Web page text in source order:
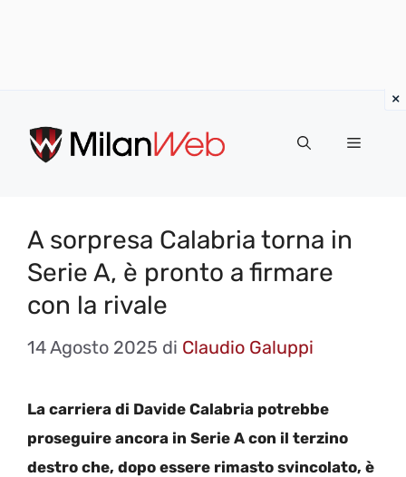
contenuto
MENU
A sorpresa Calabria torna in
Serie A, è pronto a firmare
con la rivale
14 Agosto 2025 di Claudio Galuppi
La carriera di Davide Calabria potrebbe
proseguire ancora in Serie A con il terzino
destro che, dopo essere rimasto svincolato, è